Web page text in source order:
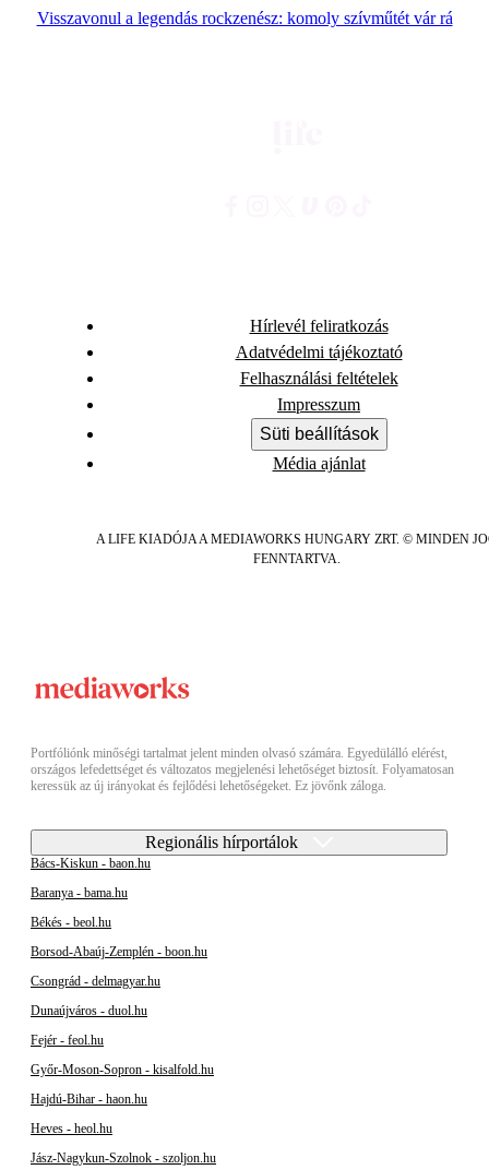
Visszavonul a legendás rockzenész: komoly szívműtét vár rá
Hírlevél feliratkozás
Adatvédelmi tájékoztató
Felhasználási feltételek
Impresszum
Süti beállítások
Média ajánlat
A LIFE KIADÓJA A MEDIAWORKS HUNGARY ZRT. © MINDEN
FENNTARTVA.
Portfóliónk minőségi tartalmat jelent minden olvasó számára. Egyedülálló elérést,
országos lefedettséget és változatos megjelenési lehetőséget biztosít. Folyamatosan
keressük az új irányokat és fejlődési lehetőségeket. Ez jövőnk záloga.
Regionális hírportálok
Bács-Kiskun - baon.hu
Baranya - bama.hu
Békés - beol.hu
Borsod-Abaúj-Zemplén - boon.hu
Csongrád - delmagyar.hu
Dunaújváros - duol.hu
Fejér - feol.hu
Győr-Moson-Sopron - kisalfold.hu
Hajdú-Bihar - haon.hu
Heves - heol.hu
Jász-Nagykun-Szolnok - szoljon.hu